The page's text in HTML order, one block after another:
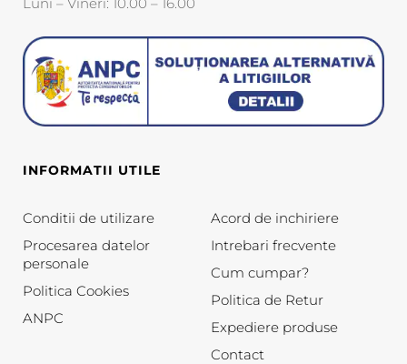
INFORMATII UTILE
Conditii de utilizare
Procesarea datelor
personale
Politica Cookies
ANPC
Acord de inchiriere
Intrebari frecvente
Cum cumpar?
Politica de Retur
Expediere produse
Contact